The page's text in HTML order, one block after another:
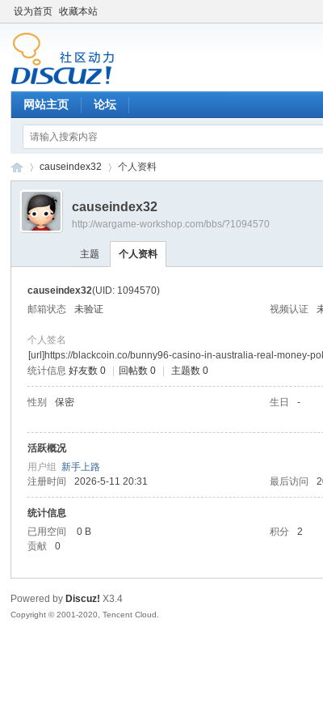
设为首页 收藏本站
网站主页 论坛
›
causeindex32 个人资料
causeindex32
http://wargame-workshop.com/bbs/?1094570
主题 个人资料
causeindex32(UID: 1094570)
邮箱状态
未验证 视频认证
个人签名
[url]https://blackcoin.co/bunny96-casino-in-australia-real-money-
统计信息 好友数 0 回帖数 0 主题数 0
性别 保密 生日 -
活跃概况
用户组新手上路
注册时间
2026-5-11 20:31 最后访问
统计信息
已用空间
0 B 积分 2
贡献
0
Powered by Discuz! X3.4
Copyright © 2001-2020, Tencent Cloud.